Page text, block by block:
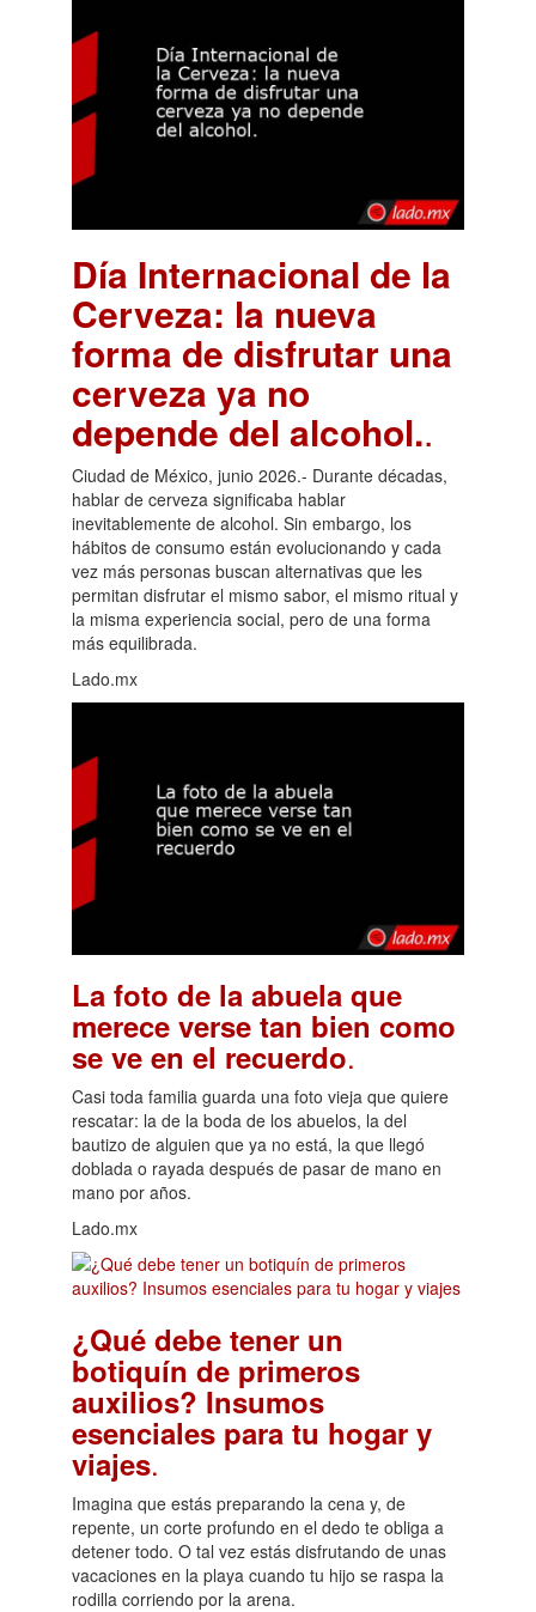
Día Internacional de la
Cerveza: la nueva
forma de disfrutar una
cerveza ya no
depende del alcohol..
Ciudad de México, junio 2026.- Durante décadas,
hablar de cerveza significaba hablar
inevitablemente de alcohol. Sin embargo, los
hábitos de consumo están evolucionando y cada
vez más personas buscan alternativas que les
permitan disfrutar el mismo sabor, el mismo ritual y
la misma experiencia social, pero de una forma
más equilibrada.
Lado.mx
La foto de la abuela que
merece verse tan bien como
se ve en el recuerdo.
Casi toda familia guarda una foto vieja que quiere
rescatar: la de la boda de los abuelos, la del
bautizo de alguien que ya no está, la que llegó
doblada o rayada después de pasar de mano en
mano por años.
Lado.mx
¿Qué debe tener un
botiquín de primeros
auxilios? Insumos
esenciales para tu hogar y
viajes.
Imagina que estás preparando la cena y, de
repente, un corte profundo en el dedo te obliga a
detener todo. O tal vez estás disfrutando de unas
vacaciones en la playa cuando tu hijo se raspa la
rodilla corriendo por la arena.